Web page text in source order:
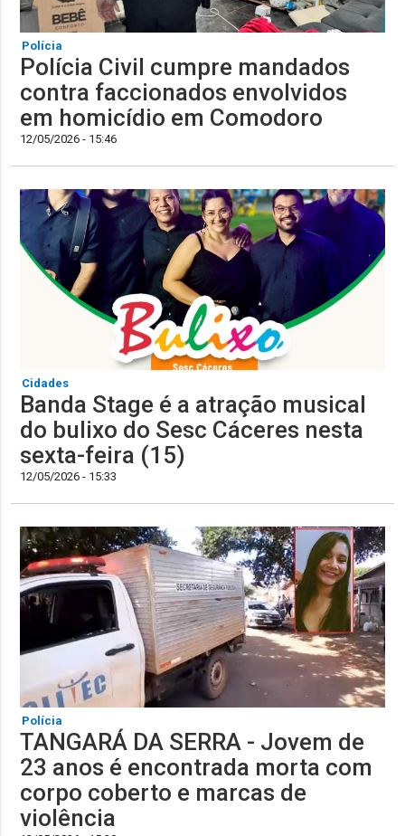
Polícia
Polícia Civil cumpre mandados
contra faccionados envolvidos
em homicídio em Comodoro
12/05/2026 - 15:46
Cidades
Banda Stage é a atração musical
do bulixo do Sesc Cáceres nesta
sexta-feira (15)
12/05/2026 - 15:33
Polícia
TANGARÁ DA SERRA - Jovem de
23 anos é encontrada morta com
corpo coberto e marcas de
violência